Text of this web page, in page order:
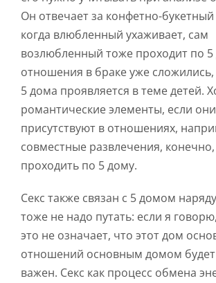
Он отвечает за конфетно-
когда влюбленный ухаживает, сам
возлюбленный тоже проходит по 5
отношения в браке уже сложились,
5 дома проявляется в теме детей.
романтические элементы, если
присутствуют в отношениях,
совместные развлечения,
проходить по 5 дому.
Секс также связан с 5 домом
тоже не надо путать: если я
это не означает, что этот дом
отношений основным домом
важен. Секс как процесс обмена